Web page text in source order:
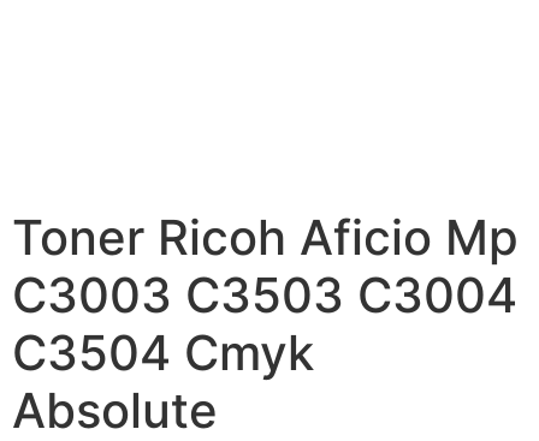
Toner Ricoh Aficio Mp
C3003 C3503 C3004
C3504 Cmyk
Absolute